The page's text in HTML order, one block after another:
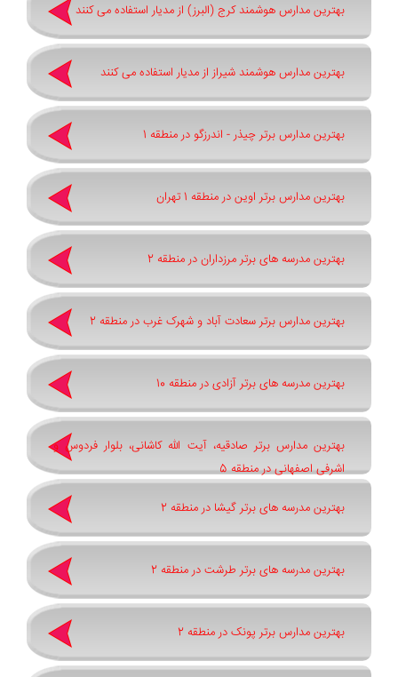
بهترین مدارس هوشمند کرج (البرز) از مدیار استفاده می کنند
بهترین مدارس هوشمند شیراز از مدیار استفاده می کنند
بهترین مدارس برتر چیذر - اندرزگو در منطقه 1
بهترین مدارس برتر اوین در منطقه 1 تهران
بهترین مدرسه های برتر مرزداران در منطقه 2
بهترین مدارس برتر سعادت آباد و شهرک غرب در منطقه 2
بهترین مدرسه های برتر آزادی در منطقه 10
بهترین مدارس برتر صادقیه، آیت الله کاشانی، بلوار فردوس و
اشرفی اصفهانی در منطقه 5
بهترین مدرسه های برتر گیشا در منطقه 2
بهترین مدرسه های برتر طرشت در منطقه 2
بهترین مدارس برتر پونک در منطقه 2